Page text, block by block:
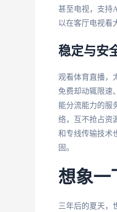
甚至电视，支持
以在客厅电视看
稳定与安
观看体育直播，
免费却动辄限速
能分流能力的服
络，互不抢占资
和专线传输技术
固。
想象一
三年后的夏天，